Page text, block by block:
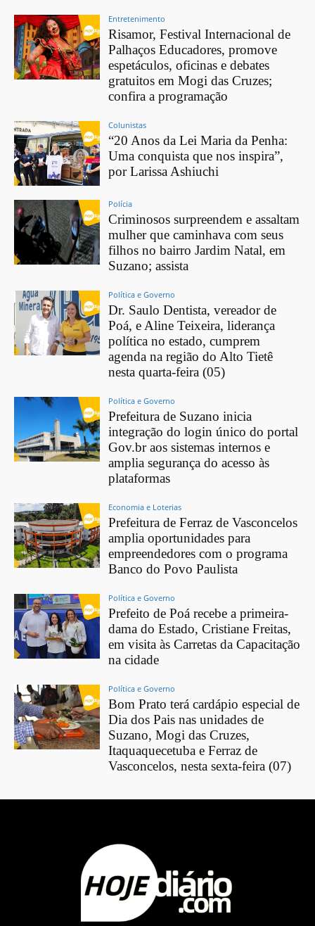
Entretenimento
Risamor, Festival Internacional de
Palhaços Educadores, promove
espetáculos, oficinas e debates
gratuitos em Mogi das Cruzes;
confira a programação
Colunistas
“20 Anos da Lei Maria da Penha:
Uma conquista que nos inspira”,
por Larissa Ashiuchi
Polícia
Criminosos surpreendem e assaltam
mulher que caminhava com seus
filhos no bairro Jardim Natal, em
Suzano; assista
Política e Governo
Dr. Saulo Dentista, vereador de
Poá, e Aline Teixeira, liderança
política no estado, cumprem
agenda na região do Alto Tietê
nesta quarta-feira (05)
Política e Governo
Prefeitura de Suzano inicia
integração do login único do portal
Gov.br aos sistemas internos e
amplia segurança do acesso às
plataformas
Economia e Loterias
Prefeitura de Ferraz de Vasconcelos
amplia oportunidades para
empreendedores com o programa
Banco do Povo Paulista
Política e Governo
Prefeito de Poá recebe a primeira-
dama do Estado, Cristiane Freitas,
em visita às Carretas da Capacitação
na cidade
Política e Governo
Bom Prato terá cardápio especial de
Dia dos Pais nas unidades de
Suzano, Mogi das Cruzes,
Itaquaquecetuba e Ferraz de
Vasconcelos, nesta sexta-feira (07)